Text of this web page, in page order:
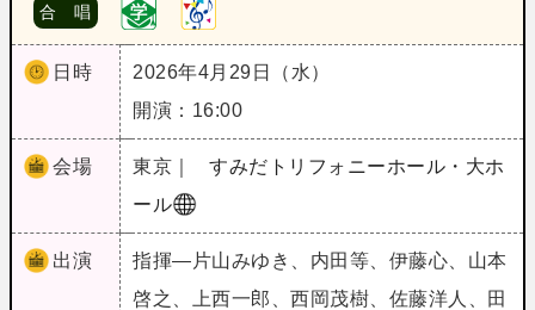
合 唱
日時
2026年4月29日（水）
開演：16:00
会場 東京｜
すみだトリフォニーホール・大ホ
ール
出演
指揮―片山みゆき、内田等、伊藤心、山本
啓之、上西一郎、西岡茂樹、佐藤洋人、田